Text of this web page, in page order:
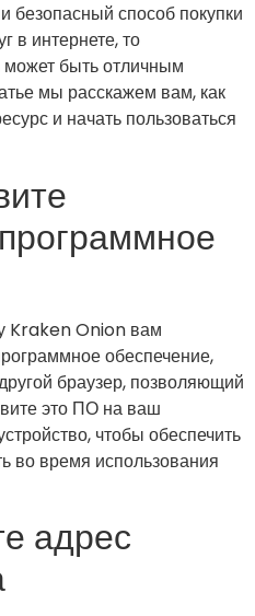
способ покупки
в интернете, то
быть отличным
мы расскажем вам, как
и начать пользоваться
Kraken Onion вам
обеспечение,
браузер, позволяющий
это ПО на ваш
чтобы обеспечить
во время использования
адрес